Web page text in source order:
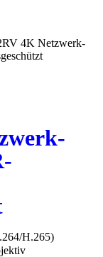
4K Netzwerk-
H.265)